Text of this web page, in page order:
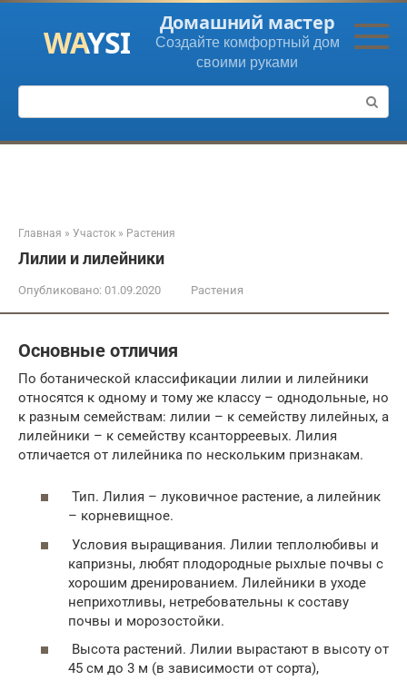
Перейти
контенту
Домашний мастер
Создайте комфортный дом
своими руками
Поиск:
Главная » Участок » Растения
Лилии и лилейники
Опубликовано: 01.09.2020 Растения
Основные отличия
По ботанической классификации лилии и лилейники
относятся к одному и тому же классу – однодольные, но
к разным семействам: лилии – к семейству лилейных, а
лилейники – к семейству ксанторреевых. Лилия
отличается от лилейника по нескольким признакам.
Тип. Лилия – луковичное растение, а лилейник
– корневищное.
Условия выращивания. Лилии теплолюбивы и
капризны, любят плодородные рыхлые почвы с
хорошим дренированием. Лилейники в уходе
неприхотливы, нетребовательны к составу
почвы и морозостойки.
Высота растений. Лилии вырастают в высоту от
45 см до 3 м (в зависимости от сорта),